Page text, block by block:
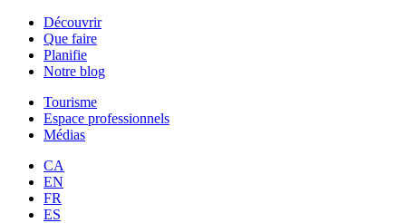
Découvrir
Que faire
Planifie
Notre blog
Tourisme
Espace professionnels
Médias
CA
EN
FR
ES